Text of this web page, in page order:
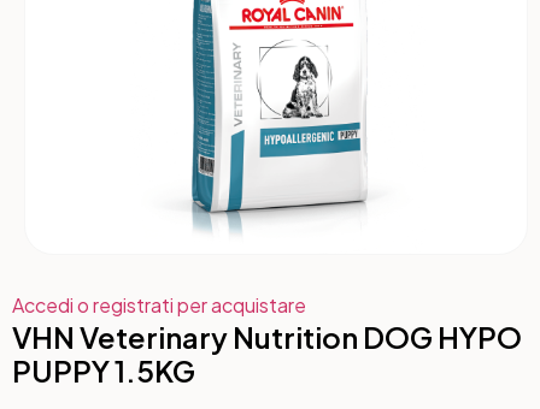
Accedi o registrati per acquistare
VHN Veterinary Nutrition DOG HYPO
PUPPY 1.5KG